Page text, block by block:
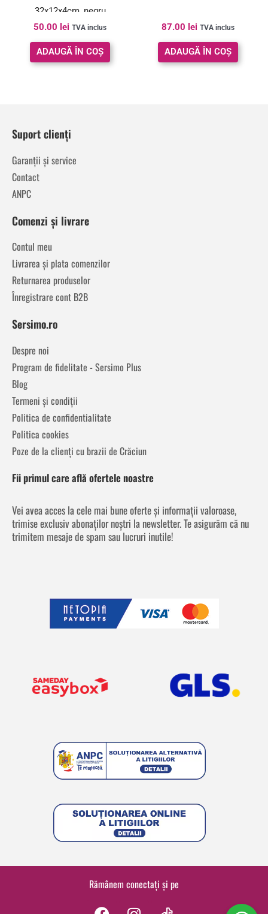
32x12x4cm, negru
50.00 lei TVA inclus
ADAUGĂ ÎN COȘ
87.00 lei TVA inclus
ADAUGĂ ÎN COȘ
Suport clienți
Garanții și service
Contact
ANPC
Comenzi și livrare
Contul meu
Livrarea și plata comenzilor
Returnarea produselor
Înregistrare cont B2B
Sersimo.ro
Despre noi
Program de fidelitate - Sersimo Plus
Blog
Termeni și condiții
Politica de confidentialitate
Politica cookies
Poze de la clienți cu brazii de Crăciun
Fii primul care află ofertele noastre
Vei avea acces la cele mai bune oferte și informații valoroase,
trimise exclusiv abonaților noștri la newsletter. Te asigurăm că nu
trimitem mesaje de spam sau lucruri inutile!
Rămânem conectați și pe